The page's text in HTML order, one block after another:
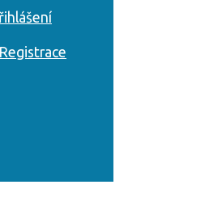
Registrace